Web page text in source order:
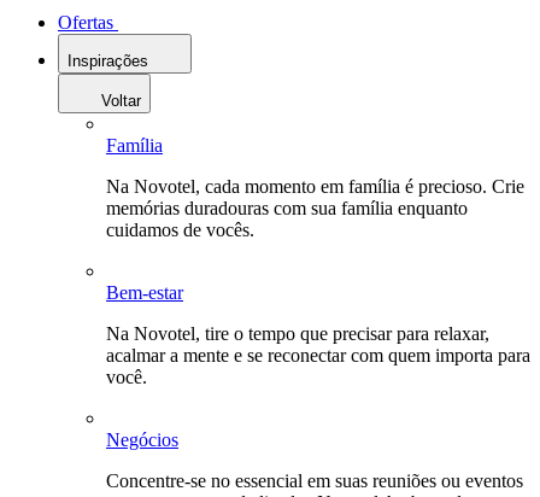
Ofertas
Inspirações
Voltar
Família
Na Novotel, cada momento em família é precioso. Crie
memórias duradouras com sua família enquanto
cuidamos de vocês.
Bem-estar
Na Novotel, tire o tempo que precisar para relaxar,
acalmar a mente e se reconectar com quem importa para
você.
Negócios
Concentre-se no essencial em suas reuniões ou eventos